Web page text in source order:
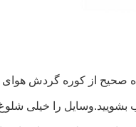
صحیح از کوره گردش
آب بشویید.وسایل را